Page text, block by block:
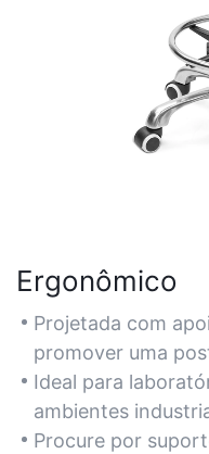
Ergonômico
Projetada com
promover uma
tensão durante
laboratório.
Ideal para
ambientes
períodos sentados.
Procure por